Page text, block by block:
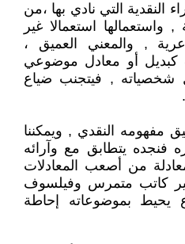
النقدية التي نادي بها ،من
, واستعمالها استعمالا غير
, والمعني العميق ،
أو معادل موضوعي
شخصياته , فيتجنب ضياع
مفهومه النقدي , ويمكننا
فنجده يتطابق مع وآرائه
من أصعب المعادلات
كاتب متمرس وفيلسوف
يحيط بموضوعاته إحاطة